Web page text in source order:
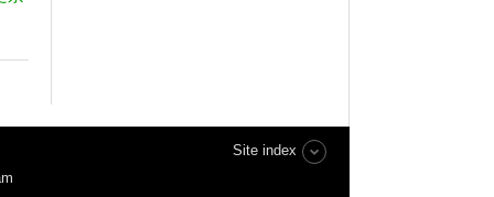
Site index